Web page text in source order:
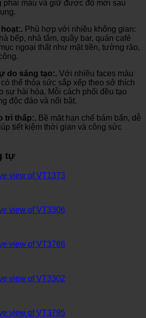
phai màu và giữ được độ mới sau
Phù hợp với nhiều không gian:
bếp, nhà tắm, quầy bar, quán café
ngoại thất như mặt tiền, tường rào,
do sáng tạo:. Với nhiều faces màu
thể thỏa sức sắp xếp theo sở thích
sự hài hòa. Mỗi cách phối đều tạo
độc đáo và nổi bật.
trì thấp:. Bề mặt hạn chế bám bẩn, dễ
tiết kiệm thời gian và công sức
tự